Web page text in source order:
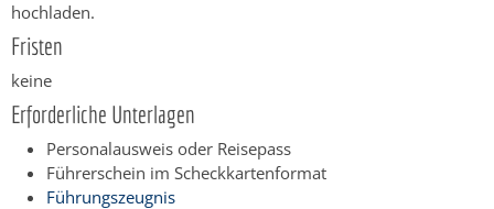
hochladen.
Fristen
keine
Erforderliche Unterlagen
Personalausweis oder Reisepass
Führerschein im Scheckkartenformat
Führungszeugnis